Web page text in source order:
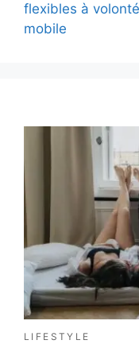
flexibles à
mobile
LIFESTYLE